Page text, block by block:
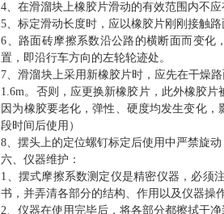
4、在滑溜块上橡胶片滑动的有效范围内不
5、标定滑动长度时，应以橡胶片刚刚接触
6、路面砖摩擦系数沿公路的横断面而变化
置，即沿行车方向的左轮轮迹处。
7、滑溜块上采用新橡胶片时，应先在干燥
1.6m。否则，应更换新橡胶片，此外橡胶
因为橡胶要老化，弹性、硬度均发生变化
段时间后使用）
8、摆头上的定位螺钉标定后使用中严禁旋
六、仪器维护 ：
1、摆式摩擦系数测定仪是精密仪器，必须
书，并弄清各部分的结构、作用以及仪器操
2、仪器在使用完毕后，将各部分都擦拭干